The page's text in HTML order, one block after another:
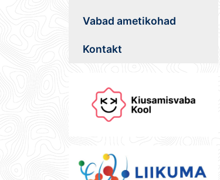
Vabad ametikohad
Kontakt